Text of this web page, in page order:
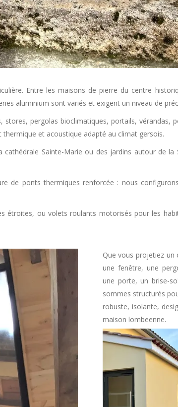
Entre les maisons de pierre du centre
aluminium sont variés et exigent un niveau de
pergolas bioclimatiques, portails, vérandas,
et acoustique adapté au climat gersois.
Sainte-Marie ou des jardins autour de la
de ponts thermiques renforcée : nous
étroites, ou volets roulants motorisés pour les
Que vous projetiez un
une fenêtre, une
une porte, un brise-
sommes structurés
robuste, isolante,
maison lombeenne.